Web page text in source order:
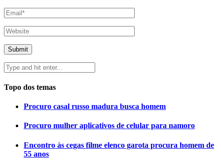
Topo dos temas
Procuro casal russo madura busca homem
Procuro mulher aplicativos de celular para namoro
Encontro às cegas filme elenco garota procura homem de
55 anos